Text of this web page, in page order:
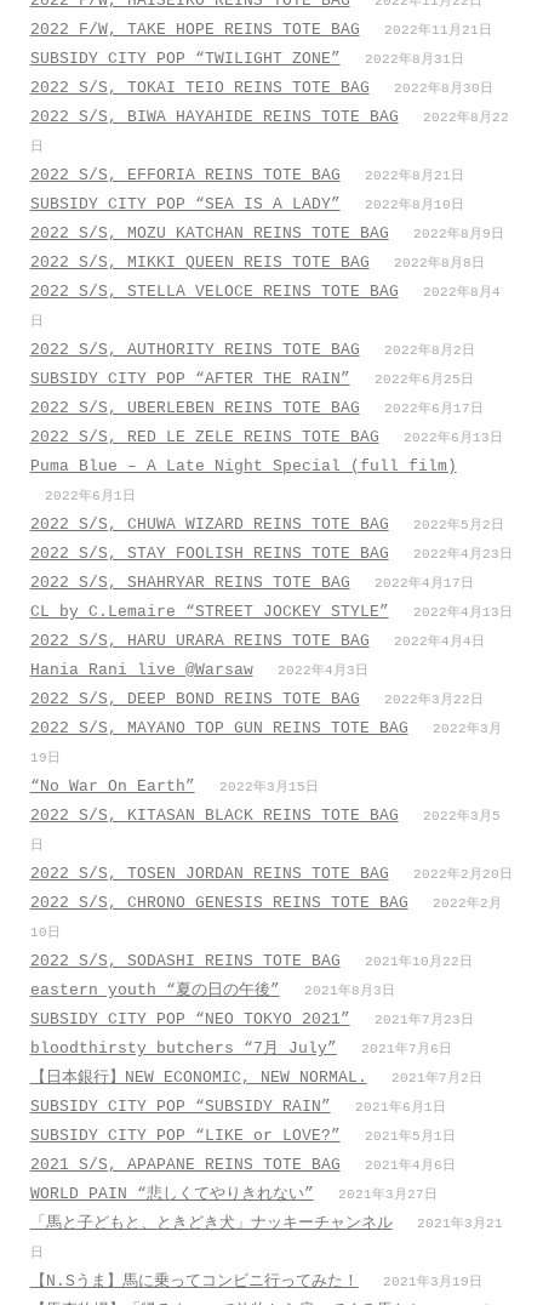
2022 F/W, TAKE HOPE REINS TOTE BAG 2022年11月21日
SUBSIDY CITY POP “TWILIGHT ZONE” 2022年8月31日
2022 S/S, TOKAI TEIO REINS TOTE BAG 2022年8月30日
2022 S/S, BIWA HAYAHIDE REINS TOTE BAG
2022年8月22
日
2022 S/S, EFFORIA REINS TOTE BAG 2022年8月21日
SUBSIDY CITY POP “SEA IS A LADY” 2022年8月10日
2022 S/S, MOZU KATCHAN REINS TOTE BAG 2022年8月9日
2022 S/S, MIKKI QUEEN REIS TOTE BAG 2022年8月8日
2022 S/S, STELLA VELOCE REINS TOTE BAG
2022年8月4
日
2022 S/S, AUTHORITY REINS TOTE BAG 2022年8月2日
SUBSIDY CITY POP “AFTER THE RAIN” 2022年6月25日
2022 S/S, UBERLEBEN REINS TOTE BAG 2022年6月17日
2022 S/S, RED LE ZELE REINS TOTE BAG 2022年6月13日
Puma Blue – A Late Night Special (full film)
2022年6月1日
2022 S/S, CHUWA WIZARD REINS TOTE BAG 2022年5月2日
2022 S/S, STAY FOOLISH REINS TOTE BAG 2022年4月23日
2022 S/S, SHAHRYAR REINS TOTE BAG 2022年4月17日
CL by C.Lemaire “STREET JOCKEY STYLE” 2022年4月13日
2022 S/S, HARU URARA REINS TOTE BAG 2022年4月4日
Hania Rani live @Warsaw 2022年4月3日
2022 S/S, DEEP BOND REINS TOTE BAG 2022年3月22日
2022 S/S, MAYANO TOP GUN REINS TOTE BAG
2022年3月
19日
“No War On Earth” 2022年3月15日
2022 S/S, KITASAN BLACK REINS TOTE BAG
2022年3月5
日
2022 S/S, TOSEN JORDAN REINS TOTE BAG 2022年2月20日
2022 S/S, CHRONO GENESIS REINS TOTE BAG
2022年2月
10日
2022 S/S, SODASHI REINS TOTE BAG 2021年10月22日
eastern youth “夏の日の午後” 2021年8月3日
SUBSIDY CITY POP “NEO TOKYO 2021” 2021年7月23日
bloodthirsty butchers “7月_July” 2021年7月6日
【日本銀行】NEW ECONOMIC, NEW NORMAL. 2021年7月2日
SUBSIDY CITY POP “SUBSIDY RAIN” 2021年6月1日
SUBSIDY CITY POP “LIKE or LOVE?” 2021年5月1日
2021 S/S, APAPANE REINS TOTE BAG 2021年4月6日
WORLD PAIN “悲しくてやりきれない” 2021年3月27日
「馬と子どもと、ときどき犬」ナッキーチャンネル
2021年3月21
日
【N.Sうま】馬に乗ってコンビニ行ってみた！ 2021年3月19日